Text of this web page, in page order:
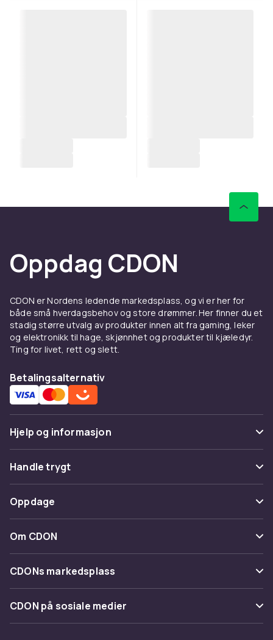
Oppdag CDON
CDON er Nordens ledende markedsplass, og vi er her for
både små hverdagsbehov og store drømmer. Her finner du et
stadig større utvalg av produkter innen alt fra gaming, leker
og elektronikk til hage, skjønnhet og produkter til kjæledyr.
Ting for livet, rett og slett.
Betalingsalternativ
Hjelp og informasjon
Vanlige spørsmål
Spor pakke
Angre & returner her
Kontakt oss
Handle trygt
Betaling
Levering
Tilbakekallinger
Oppdage
Kategorier
Varemerker
Om CDON
Om oss
Kundeanmeldelser
Jobbe på CDON
CDONs markedsplass
Merchant Help Center
CDON på sosiale medier